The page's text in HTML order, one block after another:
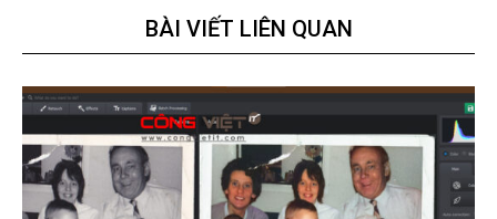
BÀI VIẾT LIÊN QUAN